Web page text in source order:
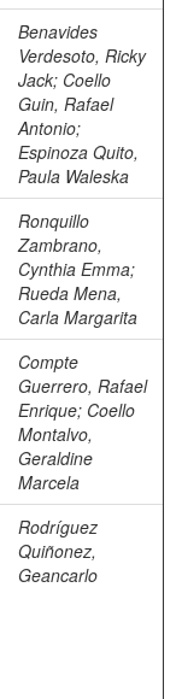
Benavides
Verdesoto, Ricky
Jack; Coello
Guin, Rafael
Antonio;
Espinoza Quito,
Paula Waleska
Ronquillo
Zambrano,
Cynthia Emma;
Rueda Mena,
Carla Margarita
Compte
Guerrero, Rafael
Enrique; Coello
Montalvo,
Geraldine
Marcela
Rodríguez
Quiñonez,
Geancarlo